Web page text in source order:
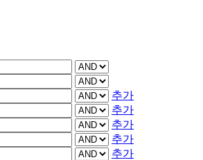
추가
추가
추가
추가
추가